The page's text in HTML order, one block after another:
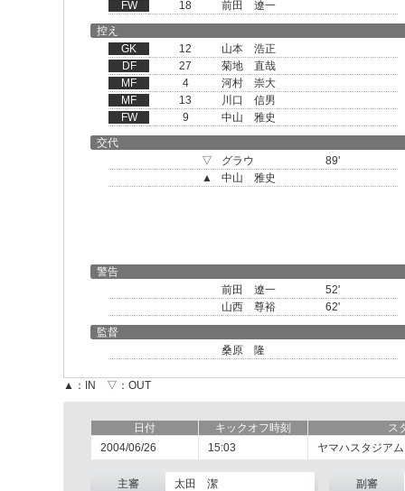
FW
18
前田 遼一
控え
GK
12
山本 浩正
DF
27
菊地 直哉
MF
4
河村 崇大
MF
13
川口 信男
FW
9
中山 雅史
交代
▽
グラウ
89'
▲
中山 雅史
警告
前田 遼一
52'
山西 尊裕
62'
監督
桑原 隆
▲：IN ▽：OUT
日付 キックオフ時刻
ス
2004/06/26
15:03 ヤマハスタジア
主審 太田 潔 副審